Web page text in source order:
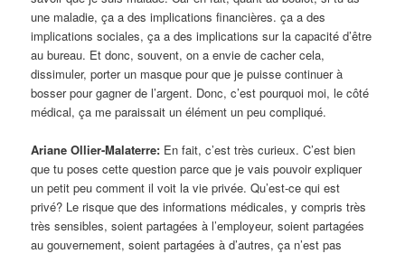
une maladie, ça a des implications financières. ça a des
implications sociales, ça a des implications sur la capacité d’être
au bureau. Et donc, souvent, on a envie de cacher cela,
dissimuler, porter un masque pour que je puisse continuer à
bosser pour gagner de l’argent. Donc, c’est pourquoi moi, le côté
médical, ça me paraissait un élément un peu compliqué.
Ariane Ollier-Malaterre: En fait, c’est très curieux. C’est bien
que tu poses cette question parce que je vais pouvoir expliquer
un petit peu comment il voit la vie privée. Qu’est-ce qui est
privé? Le risque que des informations médicales, y compris très
très sensibles, soient partagées à l’employeur, soient partagées
au gouvernement, soient partagées à d’autres, ça n’est pas